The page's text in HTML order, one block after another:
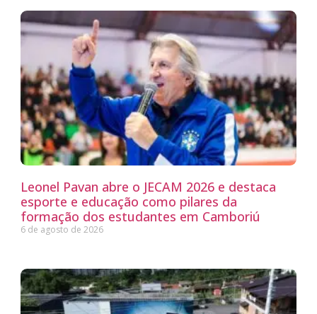
Leonel Pavan abre o JECAM 2026 e destaca
esporte e educação como pilares da
formação dos estudantes em Camboriú
6 de agosto de 2026